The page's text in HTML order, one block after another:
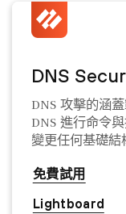
DNS
DNS 攻擊的涵
DNS 進行命令
變更任何基礎結
免費試用
Lightboard